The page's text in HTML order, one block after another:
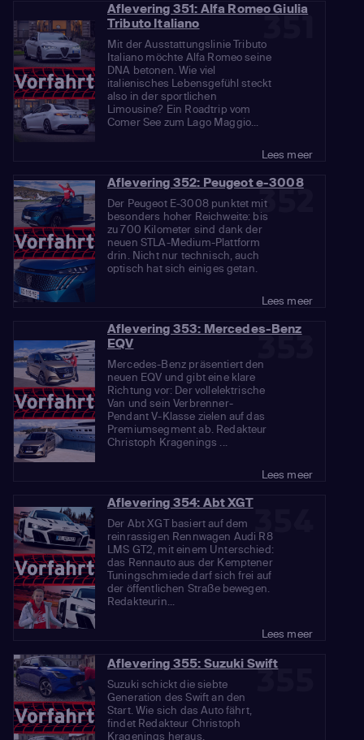
351
Aflevering 351: Alfa Romeo Giulia
Tributo Italiano
Mit der Ausstattungslinie Tributo
Italiano möchte Alfa Romeo seine
DNA betonen. Wie viel
italienisches Lebensgefühl steckt
also in der sportlichen
Limousine? Ein Roadtrip vom
Comer See zum Lago Maggio...
Lees meer
352
Aflevering 352: Peugeot e-3008
Der Peugeot E-3008 punktet mit
besonders hoher Reichweite: bis
zu 700 Kilometer sind dank der
neuen STLA-Medium-Plattform
drin. Nicht nur technisch, auch
optisch hat sich einiges getan.
Lees meer
353
Aflevering 353: Mercedes-Benz
EQV
Mercedes-Benz präsentiert den
neuen EQV und gibt eine klare
Richtung vor: Der vollelektrische
Van und sein Verbrenner-
Pendant V-Klasse zielen auf das
Premiumsegment ab. Redakteur
Christoph Kragenings ...
Lees meer
354
Aflevering 354: Abt XGT
Der Abt XGT basiert auf dem
reinrassigen Rennwagen Audi R8
LMS GT2, mit einem Unterschied:
das Rennauto aus der Kemptener
Tuningschmiede darf sich frei auf
der öffentlichen Straße bewegen.
Redakteurin...
Lees meer
355
Aflevering 355: Suzuki Swift
Suzuki schickt die siebte
Generation des Swift an den
Start. Wie sich das Auto fährt,
findet Redakteur Christoph
Kragenings heraus.